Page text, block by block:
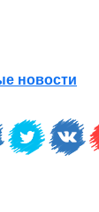
новости